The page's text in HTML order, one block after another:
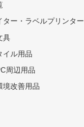
ター・ラベルプリンター
具
イル用品
周辺用品
境改善用品